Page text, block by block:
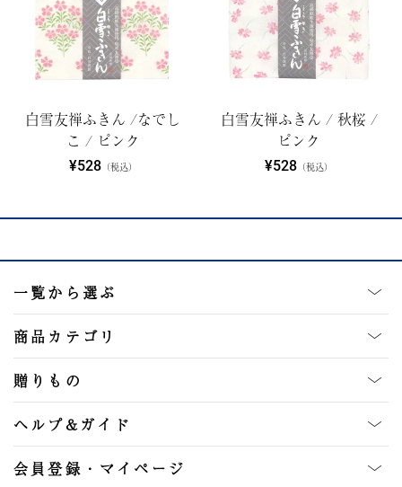
白雪友禅ふきん /なでし
こ / ピンク
¥528（税込）
白雪友禅ふきん / 秋桜 /
ピンク
¥528 （税込）
一覧から選ぶ
商品カテゴリ
贈りもの
ヘルプ&ガイド
会員登録・マイページ